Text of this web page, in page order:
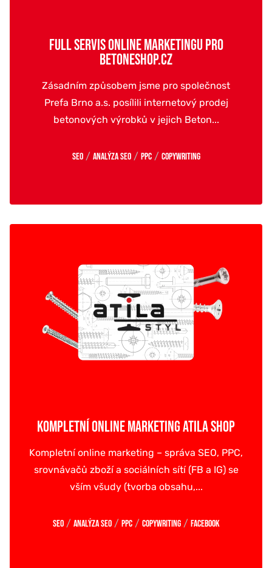
FULL SERVIS ONLINE MARKETINGU PRO
BETONESHOP.CZ
Zásadním způsobem jsme pro společnost
Prefa Brno a.s. posílili internetový prodej
betonových výrobků v jejich Beton...
SEO / Analýza SEO / PPC / Copywriting
KOMPLETNÍ ONLINE MARKETING ATILA SHOP
Kompletní online marketing – správa SEO, PPC,
srovnávačů zboží a sociálních sítí (FB a IG) se
vším všudy (tvorba obsahu,...
SEO / Analýza SEO / PPC / Copywriting / Facebook